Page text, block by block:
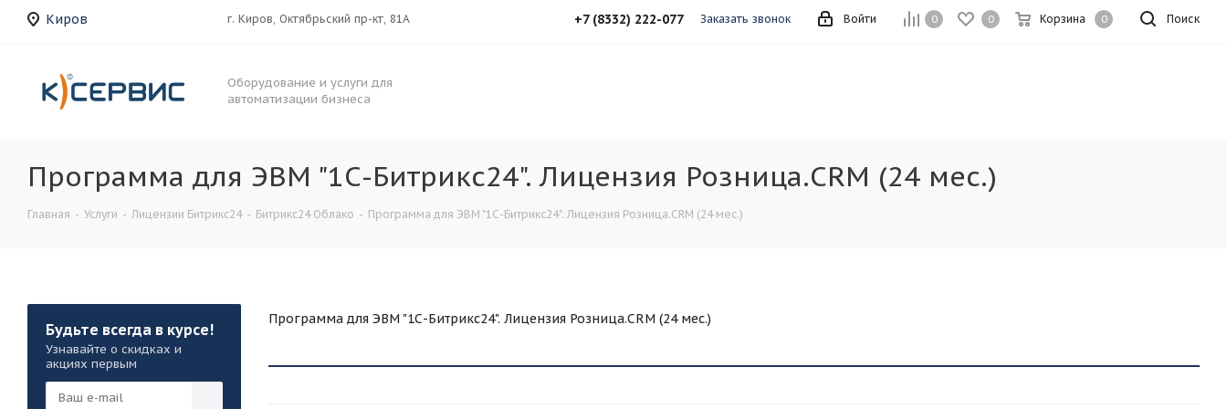
Киров г. Киров, Октябрьский пр-кт, 81А Поиск
0 0 Корзина 0
Войти
+7 (8332) 222-077 Заказать звонок
Оборудование и услуги для
автоматизации бизнеса
Программа для ЭВМ "1С-Битрикс24". Лицензия Розница.CRM (24 мес.)
Главная - Услуги - Лицензии Битрикс24 - Битрикс24 Облако - Программа для ЭВМ "1С-Битрикс24". Лицензия Розница.CRM (24 мес.)
Программа для ЭВМ "1С-Битрикс24". Лицензия Розница.CRM (24 мес.)
Будьте всегда в курсе!
Узнавайте о скидках и
акциях первым